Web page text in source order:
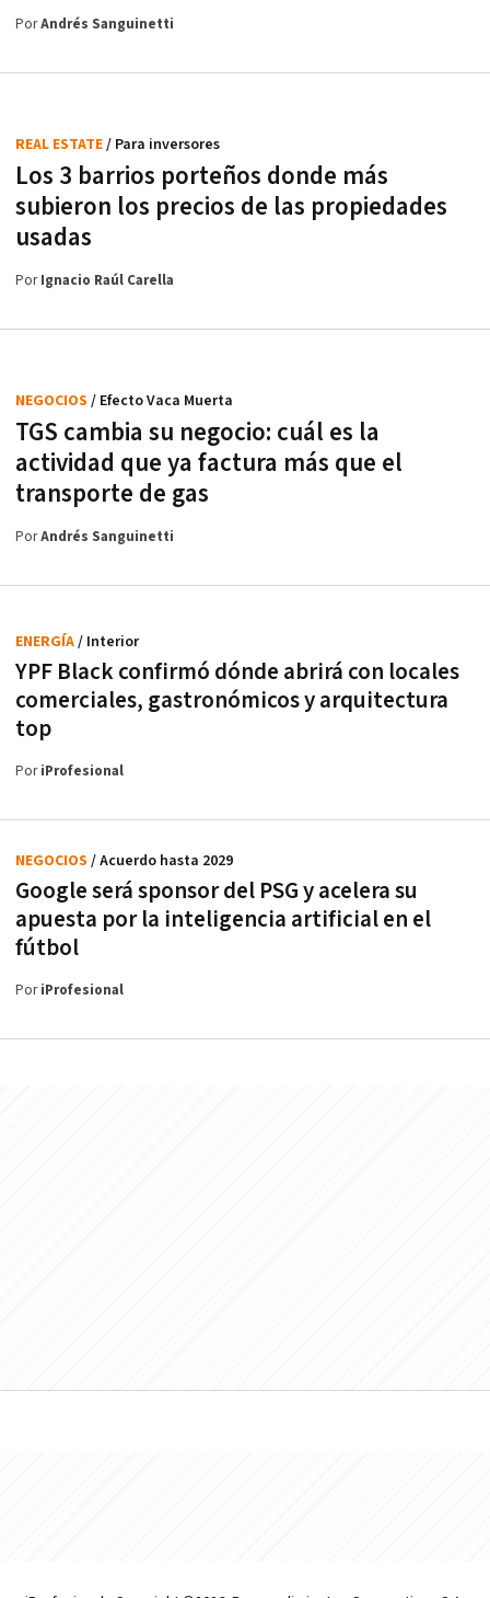
PorAndrés Sanguinetti
Los 3 barrios porteños donde más
subieron los precios de las propiedades
usadas
REAL ESTATE/ Para inversores
PorIgnacio Raúl Carella
TGS cambia su negocio: cuál es la
actividad que ya factura más que el
transporte de gas
NEGOCIOS / Efecto Vaca Muerta
PorAndrés Sanguinetti
YPF Black confirmó dónde abrirá con locales
comerciales, gastronómicos y arquitectura
top
ENERGÍA/ Interior
PoriProfesional
Google será sponsor del PSG y acelera su
apuesta por la inteligencia artificial en el
fútbol
NEGOCIOS / Acuerdo hasta 2029
PoriProfesional